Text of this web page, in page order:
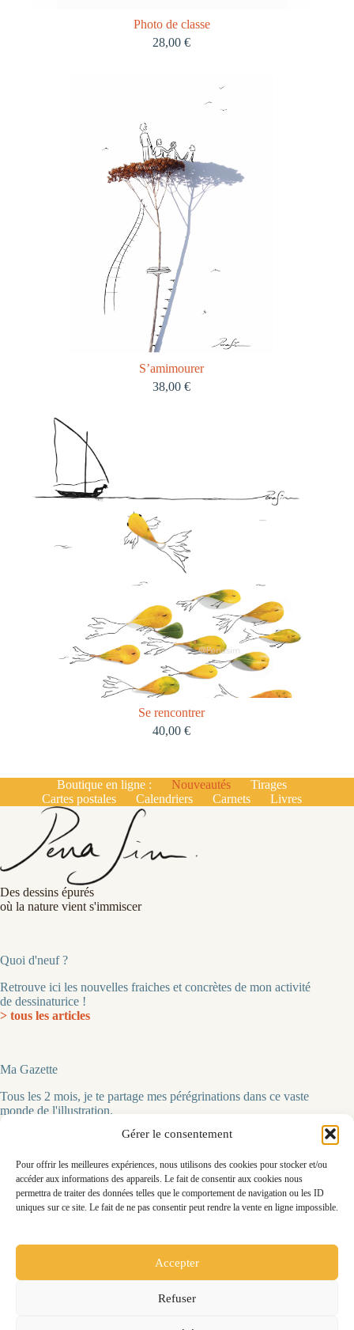
Gérer le consentement
Pour offrir les meilleures expériences, nous utilisons des cookies pour stocker et/ou
accéder aux informations des appareils. Le fait de consentir aux cookies nous
permettra de traiter des données telles que le comportement de navigation ou les ID
uniques sur ce site. Le fait de ne pas consentir peut rendre la vente en ligne impossible.
Accepter
Refuser
Photo de classe
28,00€
S’amimourer
38,00€
Se rencontrer
40,00€
Boutique en ligne : Nouveautés
Tirages
Cartes postales
Calendriers Carnets Livres
Des dessins épurés
où la nature vient s'immiscer
Quoi d'neuf ?
Retrouve ici les nouvelles fraiches et concrètes de mon activité
de dessinaturice !
> tous les articles
Ma Gazette
Tous les 2 mois, je te partage mes pérégrinations dans ce vaste
monde de l'illustration.
> pour t'inscrire
Me contacter
tel 06 07 98 74 49‬